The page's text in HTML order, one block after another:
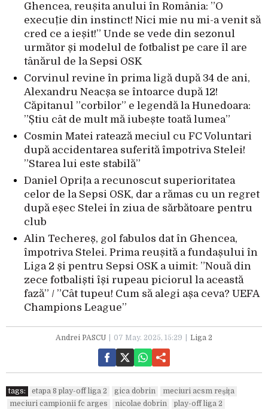
Ghencea, reușita anului în România: ”O
execuție din instinct! Nici mie nu mi-a venit să
cred ce a ieșit!” Unde se vede din sezonul
următor și modelul de fotbalist pe care îl are
tânărul de la Sepsi OSK
Corvinul revine în prima ligă după 34 de ani,
Alexandru Neacșa se întoarce după 12!
Căpitanul ”corbilor” e legendă la Hunedoara:
”Știu cât de mult mă iubește toată lumea”
Cosmin Matei ratează meciul cu FC Voluntari
după accidentarea suferită împotriva Stelei!
”Starea lui este stabilă”
Daniel Oprița a recunoscut superioritatea
celor de la Sepsi OSK, dar a rămas cu un regret
după eșec Stelei în ziua de sărbătoare pentru
club
Alin Techereș, gol fabulos dat în Ghencea,
împotriva Stelei. Prima reușită a fundașului în
Liga 2 și pentru Sepsi OSK a uimit: ”Nouă din
zece fotbaliști își rupeau piciorul la această
fază” / ”Cât tupeu! Cum să alegi așa ceva? UEFA
Champions League”
Andrei PASCU 07 May. 2025, 15:29 Liga 2
tags: etapa 8 play-off liga 2 gica dobrin
meciuri acsm reșița
meciuri campionii fc arges
nicolae dobrin play-off liga 2